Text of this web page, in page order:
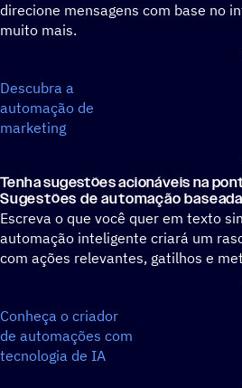
direcione mensagens com base no
muito mais.
Descubra a
automação de
marketing
Tenha sugestões acionáveis na
Sugestões de automação
Escreva o que você quer em texto
automação inteligente criará um
com ações relevantes, gatilhos e
Conheça o criador
de automações com
tecnologia de IA